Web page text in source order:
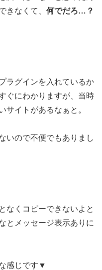
きなくて、 何でだろ…？
ラグインを入れているか
ぐにわかりますが、当時
サイトがあるなぁと。
いので不便でもありまし
なくコピーできないよと
とメッセージ表示ありに
感じです▼